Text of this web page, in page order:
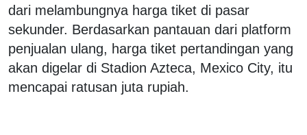
dari melambungnya harga tiket di pasar
sekunder. Berdasarkan pantauan dari platform
penjualan ulang, harga tiket pertandingan yang
akan digelar di Stadion Azteca, Mexico City, itu
mencapai ratusan juta rupiah.